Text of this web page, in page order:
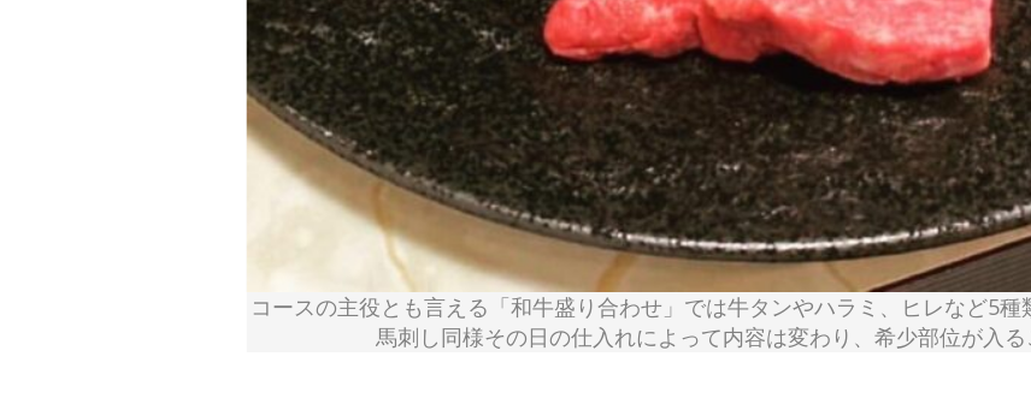
コースの主役とも言える「和牛盛り合わせ」では牛タンやハラミ、ヒレなど5種
馬刺し同様その日の仕入れによって内容は変わり、希少部位が入